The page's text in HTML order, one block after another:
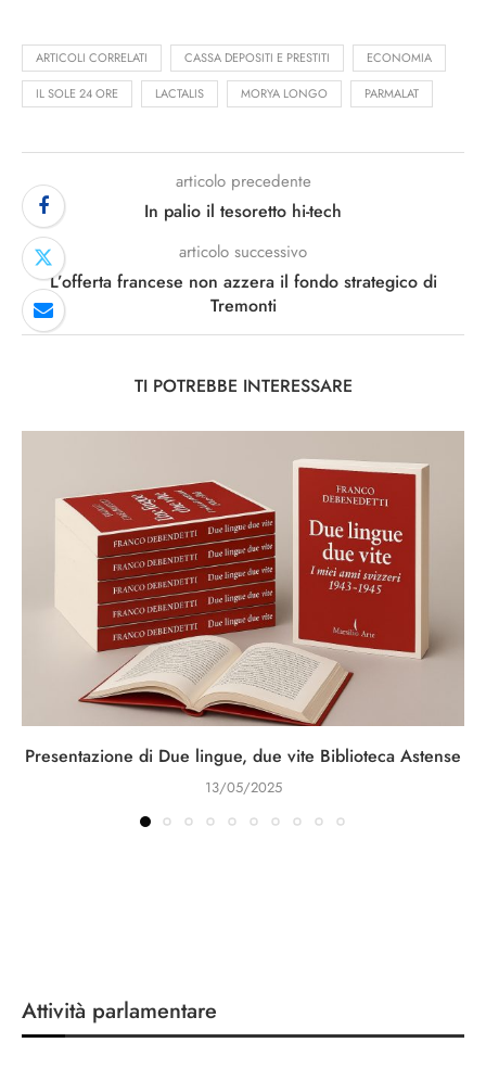
ARTICOLI CORRELATI CASSA DEPOSITI E PRESTITI ECONOMIA
IL SOLE 24 ORE LACTALIS MORYA LONGO PARMALAT
articolo precedente
In palio il tesoretto hi-tech
articolo successivo
L’offerta francese non azzera il fondo strategico di
Tremonti
TI POTREBBE INTERESSARE
Presentazione di Due lingue, due vite Biblioteca Astense
13/05/2025
Attività parlamentare